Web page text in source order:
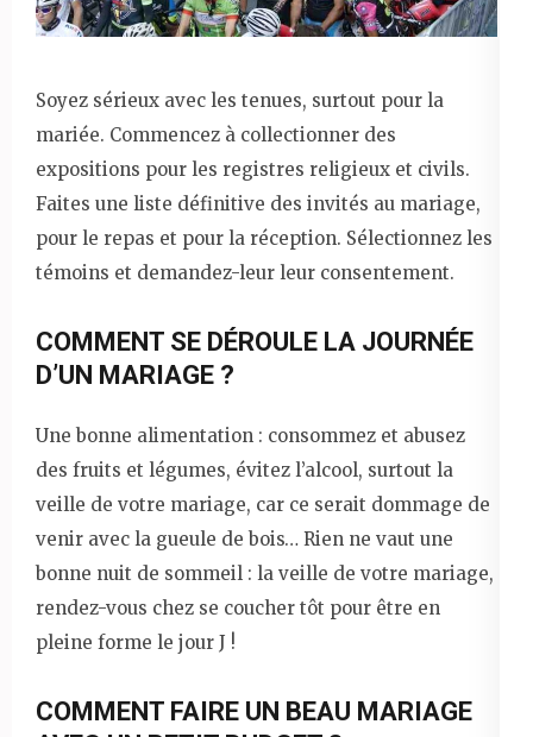
Soyez sérieux avec les tenues, surtout pour la
mariée. Commencez à collectionner des
expositions pour les registres religieux et civils.
Faites une liste définitive des invités au mariage,
pour le repas et pour la réception. Sélectionnez les
témoins et demandez-leur leur consentement.
COMMENT SE DÉROULE LA JOURNÉE
D’UN MARIAGE ?
Une bonne alimentation : consommez et abusez
des fruits et légumes, évitez l’alcool, surtout la
veille de votre mariage, car ce serait dommage de
venir avec la gueule de bois… Rien ne vaut une
bonne nuit de sommeil : la veille de votre mariage,
rendez-vous chez se coucher tôt pour être en
pleine forme le jour J !
COMMENT FAIRE UN BEAU MARIAGE